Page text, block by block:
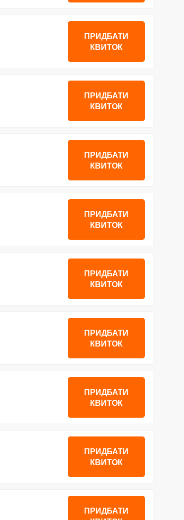
ПРИДБАТИ
КВИТОК
ПРИДБАТИ
КВИТОК
ПРИДБАТИ
КВИТОК
ПРИДБАТИ
КВИТОК
ПРИДБАТИ
КВИТОК
ПРИДБАТИ
КВИТОК
ПРИДБАТИ
КВИТОК
ПРИДБАТИ
КВИТОК
ПРИДБАТИ